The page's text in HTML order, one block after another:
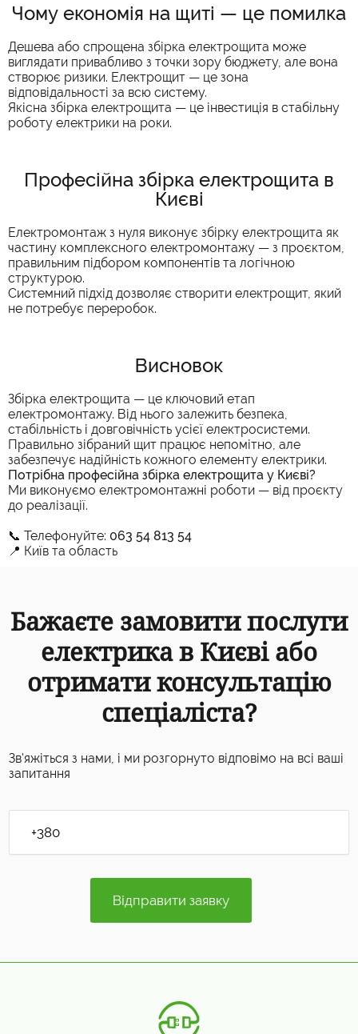
Чому економія на щиті — це помилка
Дешева або спрощена збірка електрощита може
виглядати привабливо з точки зору бюджету, але вона
створює ризики. Електрощит — це зона
відповідальності за всю систему.
Якісна збірка електрощита — це інвестиція в стабільну
роботу електрики на роки.
Професійна збірка електрощита в
Києві
Електромонтаж з нуля виконує збірку електрощита як
частину комплексного електромонтажу — з проєктом,
правильним підбором компонентів та логічною
структурою.
Системний підхід дозволяє створити електрощит, який
не потребує переробок.
Висновок
Збірка електрощита — це ключовий етап
електромонтажу. Від нього залежить безпека,
стабільність і довговічність усієї електросистеми.
Правильно зібраний щит працює непомітно, але
забезпечує надійність кожного елементу електрики.
Потрібна професійна збірка електрощита у Києві?
Ми виконуємо електромонтажні роботи — від проєкту
до реалізації.
📞 Телефонуйте: 063 54 813 54
📍 Київ та область
Бажаєте замовити послуги
електрика в Києві або
отримати консультацію
спеціаліста?
Зв'яжіться з нами, і ми розгорнуто відповімо на всі ваші
запитання